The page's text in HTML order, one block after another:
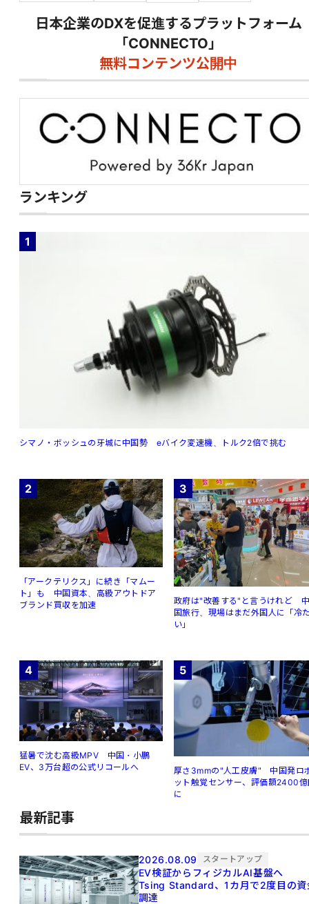
日本企業のDXを促進するプラットフォーム
「CONNECTO」
無料コンテンツ公開中
ランキング
1
シマノ・ボッシュの牙城に中国勢 eバイク変速機、トルク2倍で挑む
2
「アークテリクス」に続き「マムー
ト」も 中国資本、高級アウトドア
ブランド買収を加速
3
政府は"改善する"と言うけれど
国旅行、現場はまだ外国人に「冷
い」
4
猛暑で沈む高級MPV 中国・小鵬
EV、3万台超の公式リコールへ
5
厚さ3mmの"人工皮膚" 中国発ロ
ット触覚センサー、評価額2400
に
最新記事
2026.08.09 スタートアップ
EV検証からフィジカルAI基盤へ
Tsing Standard、1カ月で2度目の資
調達